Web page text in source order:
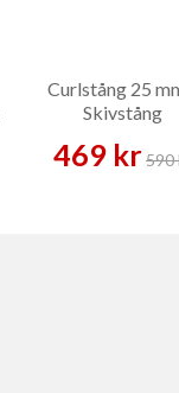
Curlstång 25
Skivstång
469 kr590